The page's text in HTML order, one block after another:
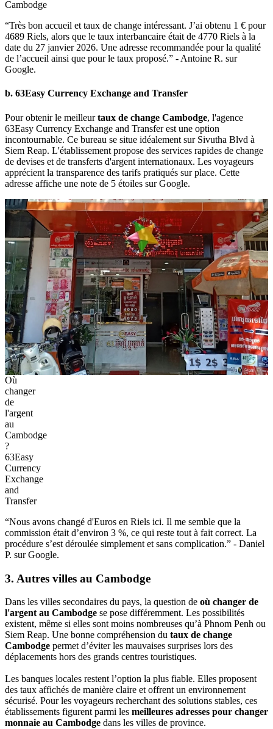
Cambodge
“Très bon accueil et taux de change intéressant. J’ai obtenu 1 € pour
4689 Riels, alors que le taux interbancaire était de 4770 Riels à la
date du 27 janvier 2026. Une adresse recommandée pour la qualité
de l’accueil ainsi que pour le taux proposé.” - Antoine R. sur
Google.
b. 63Easy Currency Exchange and Transfer
Pour obtenir le meilleurtaux de change Cambodge, l'agence
63Easy Currency Exchange and Transfer est une option
incontournable. Ce bureau se situe idéalement sur Sivutha Blvd à
Siem Reap. L'établissement propose des services rapides de change
de devises et de transferts d'argent internationaux. Les voyageurs
apprécient la transparence des tarifs pratiqués sur place. Cette
adresse affiche une note de 5 étoiles sur Google.
Où
changer
de
l'argent
au
Cambodge
?
63Easy
Currency
Exchange
and
Transfer
“Nous avons changé d'Euros en Riels ici. Il me semble que la
commission était d’environ 3 %, ce qui reste tout à fait correct. La
procédure s’est déroulée simplement et sans complication.” - Daniel
P. sur Google.
3. Autres villes au Cambodge
Dans les villes secondaires du pays, la question de où changer de
l'argent au Cambodge se pose différemment. Les possibilités
existent, même si elles sont moins nombreuses qu’à Phnom Penh ou
Siem Reap. Une bonne compréhension du taux de change
Cambodge permet d’éviter les mauvaises surprises lors des
déplacements hors des grands centres touristiques.
Les banques locales restent l’option la plus fiable. Elles proposent
des taux affichés de manière claire et offrent un environnement
sécurisé. Pour les voyageurs recherchant des solutions stables, ces
établissements figurent parmi les meilleures adresses pour changer
monnaie au Cambodge dans les villes de province.